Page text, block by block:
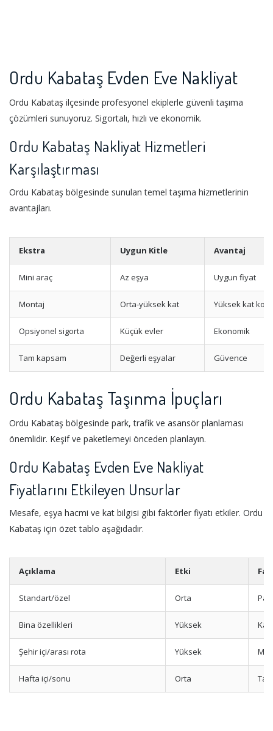
Ordu Kabataş Evden Eve Nakliyat
Ordu Kabataş ilçesinde profesyonel ekiplerle güvenli taşıma
çözümleri sunuyoruz. Sigortalı, hızlı ve ekonomik.
Ordu Kabataş Nakliyat Hizmetleri
Karşılaştırması
Ordu Kabataş bölgesinde sunulan temel taşıma hizmetlerinin
avantajları.
Ekstra Uygun Kitle Avantaj
Mini araç Az eşya Uygun fiyat
Montaj Orta-yüksek kat Yüksek kat
Opsiyonel sigorta Küçük evler Ekonomik
Tam kapsam Değerli eşyalar Güvence
Ordu Kabataş Taşınma İpuçları
Ordu Kabataş bölgesinde park, trafik ve asansör planlaması
önemlidir. Keşif ve paketlemeyi önceden planlayın.
Ordu Kabataş Evden Eve Nakliyat
Fiyatlarını Etkileyen Unsurlar
Mesafe, eşya hacmi ve kat bilgisi gibi faktörler fiyatı etkiler. Ordu
Kabataş için özet tablo aşağıdadır.
Açıklama Etki
Standart/özel Orta
Bina özellikleri Yüksek Kat
Şehir içi/arası rota Yüksek
Hafta içi/sonu Orta